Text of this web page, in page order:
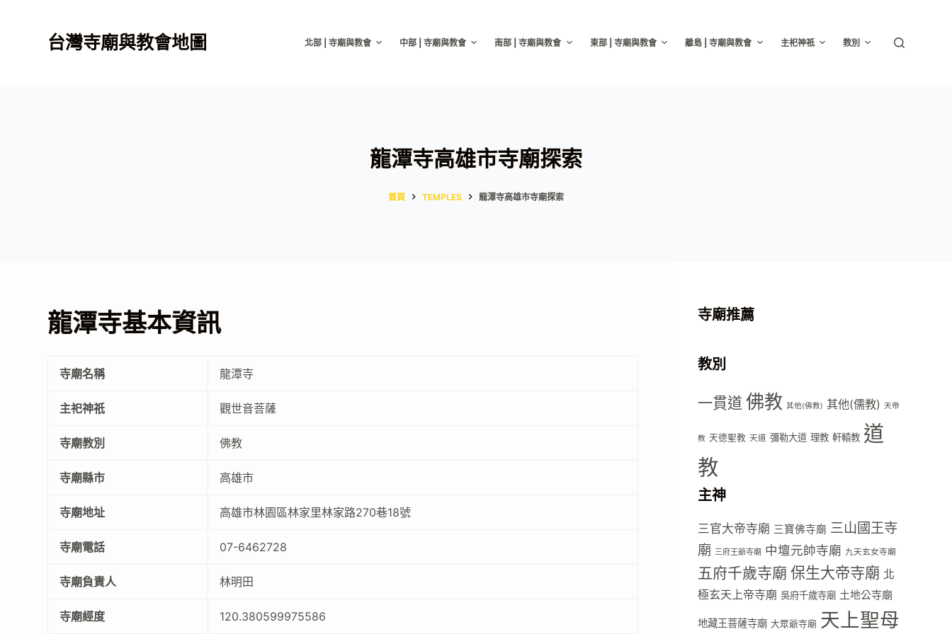
台灣寺廟與教會地圖 北部 | 寺廟與教會 中部 | 寺廟與教會 南部 | 寺廟與教會 東部 | 寺廟與教會 離島 | 寺廟與教會 主祀神祇 教別
龍潭寺高雄市寺廟探索
首頁 TEMPLES 龍潭寺高雄市寺廟探索
龍潭寺基本資訊
寺廟名稱 龍潭寺
主祀神祇 觀世音菩薩
寺廟教別 佛教
寺廟縣市 高雄市
寺廟地址 高雄市林園區林家里林家路270巷18號
寺廟電話 07-6462728
寺廟負責人 林明田
寺廟經度 120.380599975586
寺廟推薦
教別
一貫道 佛教 其他(佛教) 其他(儒教) 天帝
教 天德聖教 天道 彌勒大道 理教 軒轅教 道
教
主神
三官大帝寺廟 三寶佛寺廟 三山國王寺
廟 三府王爺寺廟 中壇元帥寺廟 九天玄女寺廟
五府千歲寺廟 保生大帝寺廟 北
極玄天上帝寺廟 吳府千歲寺廟 土地公寺廟
地藏王菩薩寺廟 大眾爺寺廟 天上聖母